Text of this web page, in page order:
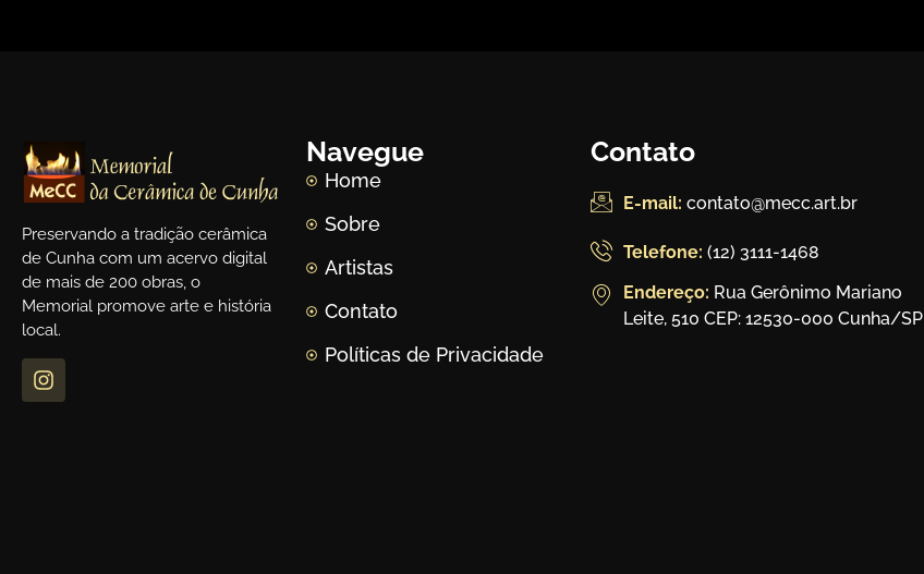
Preservando a tradição cerâmica
de Cunha com um acervo digital
de mais de 200 obras, o
Memorial promove arte e história
local.
Navegue
Home
Sobre
Artistas
Contato
Políticas de Privacidade
Contato
E-mail: contato@mecc.art.br
Telefone: (12) 3111-1468
Endereço: Rua Gerônimo Mariano
Leite, 510 CEP: 12530-000 Cunha/SP